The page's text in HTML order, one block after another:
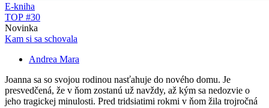
E-kniha
TOP #30
Novinka
Kam si sa schovala
Andrea Mara
Joanna sa so svojou rodinou nasťahuje do nového domu. Je
presvedčená, že v ňom zostanú už navždy, až kým sa nedozvie o
jeho tragickej minulosti. Pred tridsiatimi rokmi v ňom žila trojročná